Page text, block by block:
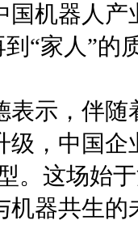
国机器人产
到“家人”的
表示，伴随
级，中国企
。这场始
机器共生的